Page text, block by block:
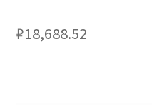
₽18,688.52